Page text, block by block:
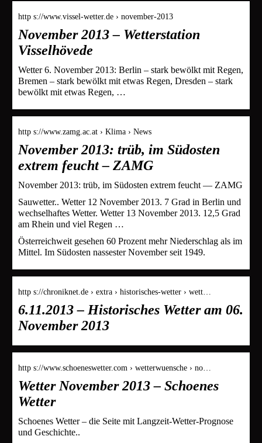
http s://www.vissel-wetter.de › november-2013
November 2013 – Wetterstation
Visselhövede
Wetter 6. November 2013: Berlin – stark bewölkt mit Regen,
Bremen – stark bewölkt mit etwas Regen, Dresden – stark
bewölkt mit etwas Regen, …
http s://www.zamg.ac.at › Klima › News
November 2013: trüb, im Südosten
extrem feucht – ZAMG
November 2013: trüb, im Südosten extrem feucht — ZAMG
Sauwetter.. Wetter 12 November 2013. 7 Grad in Berlin und
wechselhaftes Wetter. Wetter 13 November 2013. 12,5 Grad
am Rhein und viel Regen …
Österreichweit gesehen 60 Prozent mehr Niederschlag als im
Mittel. Im Südosten nassester November seit 1949.
http s://chroniknet.de › extra › historisches-wetter › wett…
6.11.2013 – Historisches Wetter am 06.
November 2013
http s://www.schoeneswetter.com › wetterwuensche › no…
Wetter November 2013 – Schoenes
Wetter
Schoenes Wetter – die Seite mit Langzeit-Wetter-Prognose
und Geschichte..